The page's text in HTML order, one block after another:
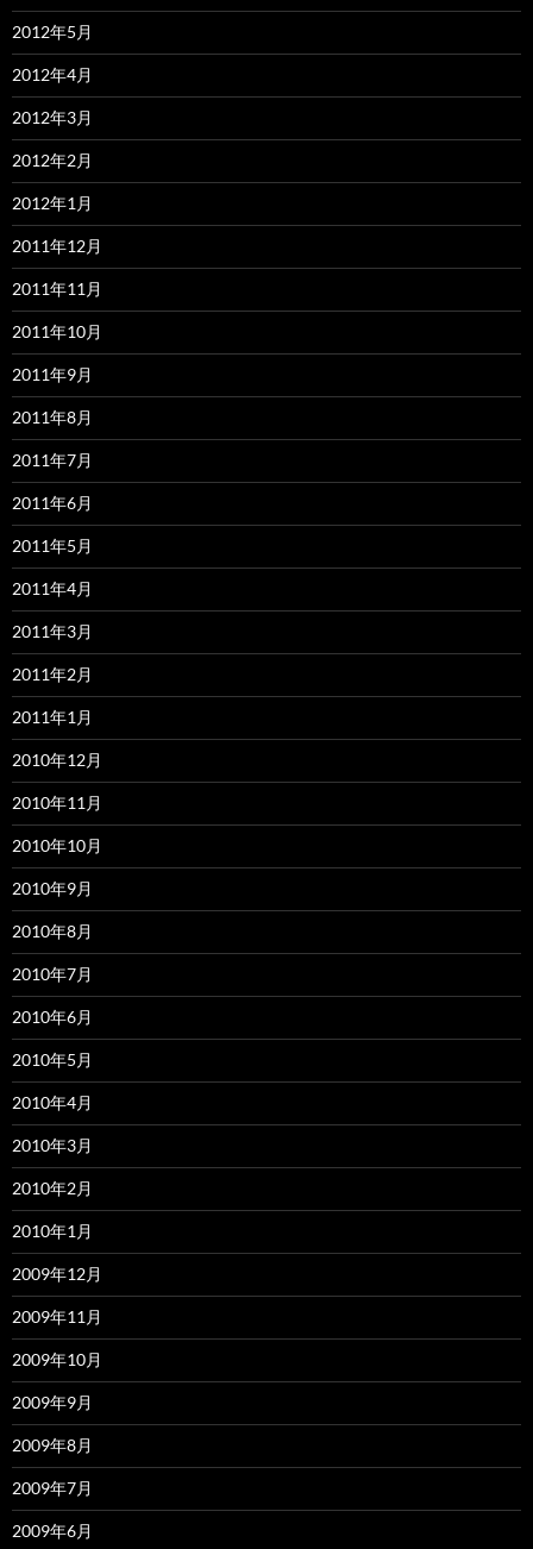
2012年5月
2012年4月
2012年3月
2012年2月
2012年1月
2011年12月
2011年11月
2011年10月
2011年9月
2011年8月
2011年7月
2011年6月
2011年5月
2011年4月
2011年3月
2011年2月
2011年1月
2010年12月
2010年11月
2010年10月
2010年9月
2010年8月
2010年7月
2010年6月
2010年5月
2010年4月
2010年3月
2010年2月
2010年1月
2009年12月
2009年11月
2009年10月
2009年9月
2009年8月
2009年7月
2009年6月